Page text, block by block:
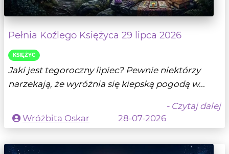
Pełnia Koźlego Księżyca 29 lipca 2026
KSIĘŻYC
Jaki jest tegoroczny lipiec? Pewnie niektórzy
narzekają, że wyróżnia się kiepską pogodą w...
- Czytaj dalej
Wróżbita Oskar
28-07-2026